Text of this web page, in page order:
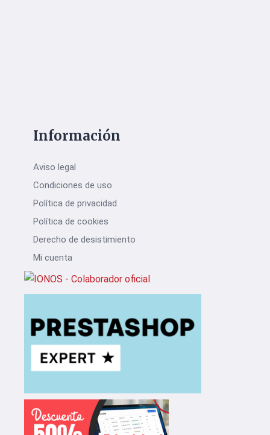
Información
Aviso legal
Condiciones de uso
Política de privacidad
Política de cookies
Derecho de desistimiento
Mi cuenta